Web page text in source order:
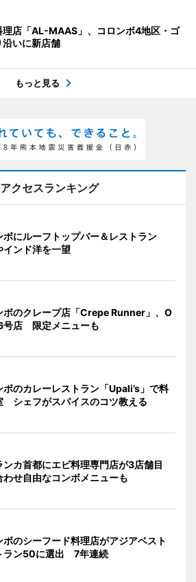
理店「AL-MAAS」、コロンボ4地区・ゴ
沿いに新店舗
もっと見る
アクセスランキング
ボにルーフトップバー＆レストラン
インド洋を一望
ボのクレープ店「Crepe Runner」、O
号店 限定メニューも
ボのカレーレストラン「Upali’s」で料
シェフがスパイスのコツ教える
ンカ首都にエビ料理専門店が3店舗目
わせ自由なコンボメニューも
ボのシーフード料理店がアジアベスト
ラン50に選出 7年連続